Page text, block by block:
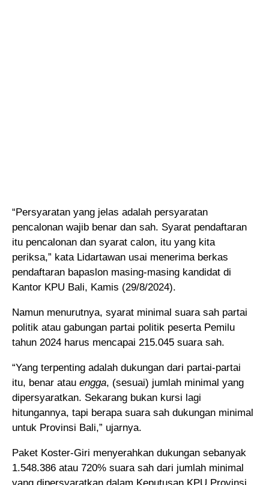
“Persyaratan yang jelas adalah persyaratan
pencalonan wajib benar dan sah. Syarat pendaftaran
itu pencalonan dan syarat calon, itu yang kita
periksa,” kata Lidartawan usai menerima berkas
pendaftaran bapaslon masing-masing kandidat di
Kantor KPU Bali, Kamis (29/8/2024).
Namun menurutnya, syarat minimal suara sah partai
politik atau gabungan partai politik peserta Pemilu
tahun 2024 harus mencapai 215.045 suara sah.
“Yang terpenting adalah dukungan dari partai-partai
itu, benar atau engga, (sesuai) jumlah minimal yang
dipersyaratkan. Sekarang bukan kursi lagi
hitungannya, tapi berapa suara sah dukungan minimal
untuk Provinsi Bali,” ujarnya.
Paket Koster-Giri menyerahkan dukungan sebanyak
1.548.386 atau 720% suara sah dari jumlah minimal